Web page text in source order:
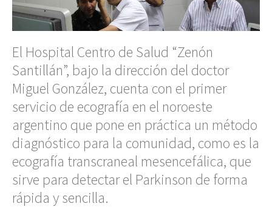
El Hospital Centro de Salud “Zenón
Santillán”, bajo la dirección del doctor
Miguel González, cuenta con el primer
servicio de ecografía en el noroeste
argentino que pone en práctica un método
diagnóstico para la comunidad, como es la
ecografía transcraneal mesencefálica, que
sirve para detectar el Parkinson de forma
rápida y sencilla.